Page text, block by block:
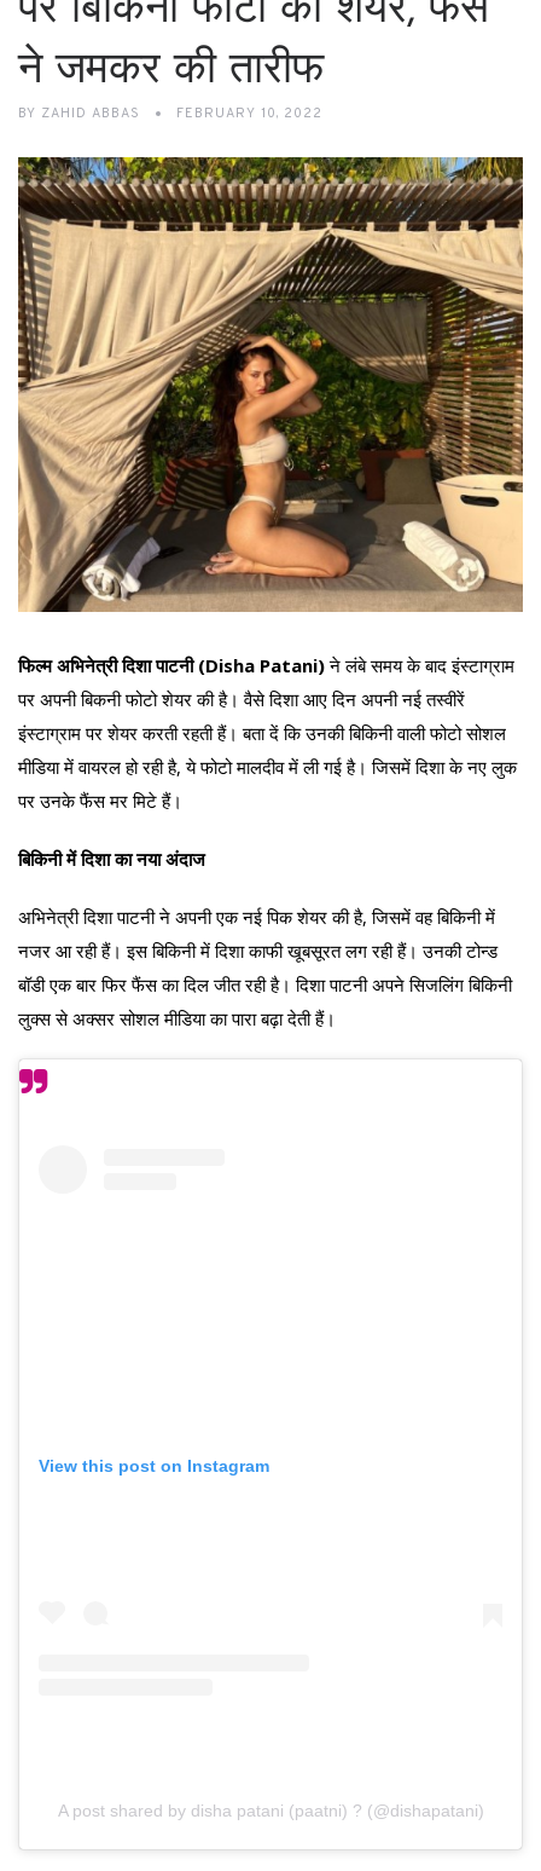
पर बिकिनी फोटो की शेयर, फैंस
ने जमकर की तारीफ
BY ZAHID ABBAS FEBRUARY 10, 2022
फिल्म अभिनेत्री दिशा पाटनी (Disha Patani)ने लंबे समय के बाद इंस्टाग्राम
पर अपनी बिकनी फोटो शेयर की है। वैसे दिशा आए दिन अपनी नई तस्वीरें
इंस्टाग्राम पर शेयर करती रहती हैं। बता दें कि उनकी बिकिनी वाली फोटो सोशल
मीडिया में वायरल हो रही है, ये फोटो मालदीव में ली गई है। जिसमें दिशा के नए लुक
पर उनके फैंस मर मिटे हैं।
बिकिनी में दिशा का नया अंदाज
अभिनेत्री दिशा पाटनी ने अपनी एक नई पिक शेयर की है, जिसमें वह बिकिनी में
नजर आ रही हैं। इस बिकिनी में दिशा काफी खूबसूरत लग रही हैं। उनकी टोन्ड
बॉडी एक बार फिर फैंस का दिल जीत रही है। दिशा पाटनी अपने सिजलिंग बिकिनी
लुक्स से अक्सर सोशल मीडिया का पारा बढ़ा देती हैं।
View this post on Instagram
A post shared by disha patani (paatni) ? (@dishapatani)